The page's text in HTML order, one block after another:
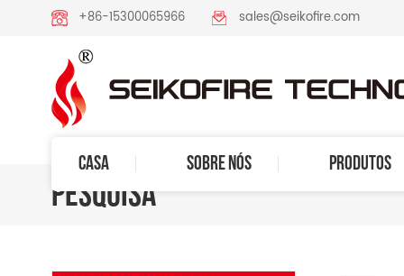
+86-15300065966 sales@seikofire.com
CASA SOBRE NÓS PRODUTOS
PESQUISA